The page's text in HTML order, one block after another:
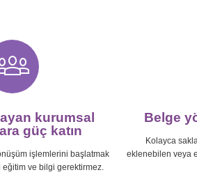
kurumsal
güç katın
işlemlerini başlatmak
ve bilgi gerektirmez.
Belge
Kolayca
eklenebilen veya